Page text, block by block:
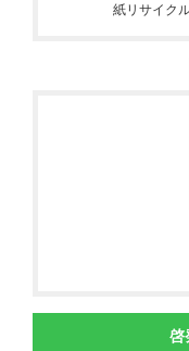
紙リサイク
啓